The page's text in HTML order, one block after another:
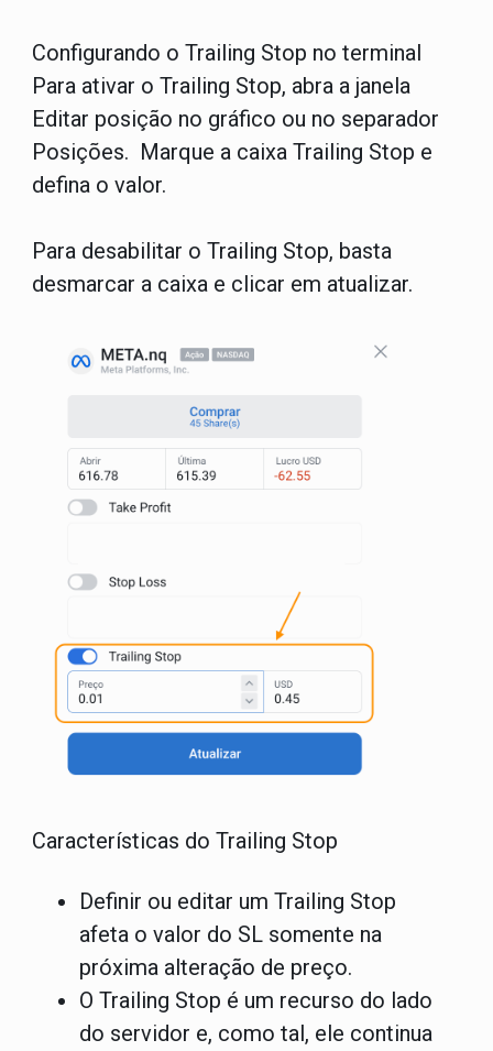
Configurando o Trailing Stop no terminal
Para ativar o Trailing Stop, abra a janela
Editar posição no gráfico ou no separador
Posições. Marque a caixa Trailing Stop e
defina o valor.
Para desabilitar o Trailing Stop, basta
desmarcar a caixa e clicar em atualizar.
Características do Trailing Stop
Definir ou editar um Trailing Stop
afeta o valor do SL somente na
próxima alteração de preço.
O Trailing Stop é um recurso do lado
do servidor e, como tal, ele continua